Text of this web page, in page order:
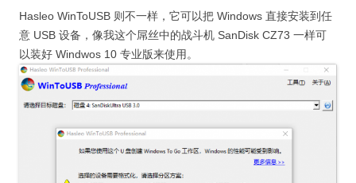
Hasleo WinToUSB 则不一样，它可以把 Windows 直接安装到任
意 USB 设备，像我这个屌丝中的战斗机 SanDisk CZ73 一样可
以装好 Windwos 10 专业版来使用。